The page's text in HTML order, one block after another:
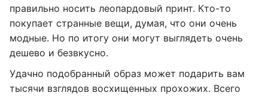
правильно носить леопардовый принт. Кто-то
покупает странные вещи, думая, что они очень
модные. Но по итогу они могут выглядеть очень
дешево и безвкусно.
Удачно подобранный образ может подарить вам
тысячи взглядов восхищенных прохожих. Всего